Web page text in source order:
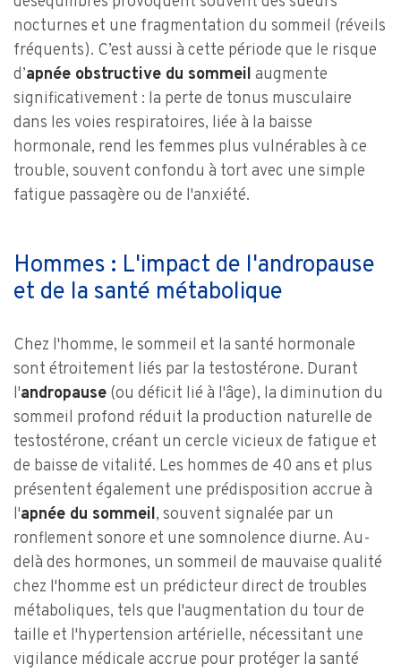
nocturnes et une fragmentation du sommeil (réveils
fréquents). C’est aussi à cette période que le risque
d’apnée obstructive du sommeil augmente
significativement : la perte de tonus musculaire
dans les voies respiratoires, liée à la baisse
hormonale, rend les femmes plus vulnérables à ce
trouble, souvent confondu à tort avec une simple
fatigue passagère ou de l'anxiété.
Hommes : L'impact de l'andropause
et de la santé métabolique
Chez l'homme, le sommeil et la santé hormonale
sont étroitement liés par la testostérone. Durant
l'andropause (ou déficit lié à l'âge), la diminution du
sommeil profond réduit la production naturelle de
testostérone, créant un cercle vicieux de fatigue et
de baisse de vitalité. Les hommes de 40 ans et plus
présentent également une prédisposition accrue à
l'apnée du sommeil, souvent signalée par un
ronflement sonore et une somnolence diurne. Au-
delà des hormones, un sommeil de mauvaise qualité
chez l'homme est un prédicteur direct de troubles
métaboliques, tels que l'augmentation du tour de
taille et l'hypertension artérielle, nécessitant une
vigilance médicale accrue pour protéger la santé